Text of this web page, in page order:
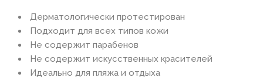
Дерматологически протестирован
Подходит для всех типов кожи
Не содержит парабенов
Не содержит искусственных красителей
Идеально для пляжа и отдыха